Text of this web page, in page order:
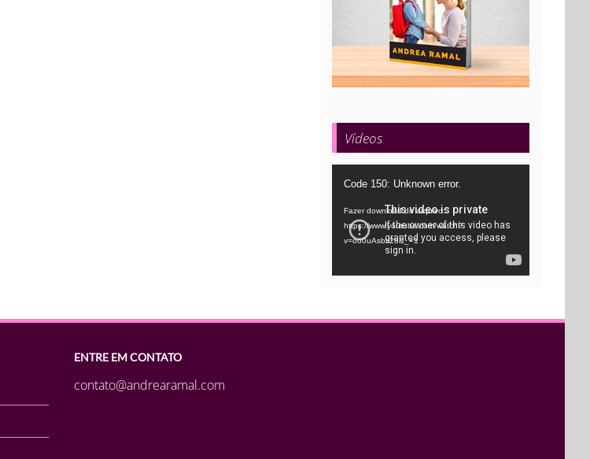
Vídeos
Tocador
vídeo
Code 150: Unknown error.
Fazer download do arquivo:
https://www.youtube.com/watch?
v=oo0uAsbti28&_=1
ENTRE EM CONTATO
contato@andrearamal.com